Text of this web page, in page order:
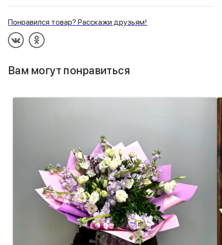
Понравился товар? Расскажи друзьям!
Вам могут понравиться